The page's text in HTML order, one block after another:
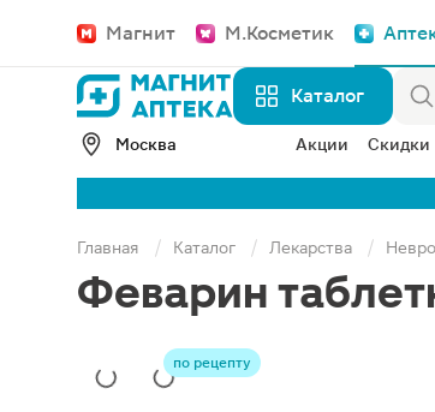
Магнит М.Косметик
Каталог
Москва Акции Скидки
Главная Каталог Лекарства
Феварин
по рецепту